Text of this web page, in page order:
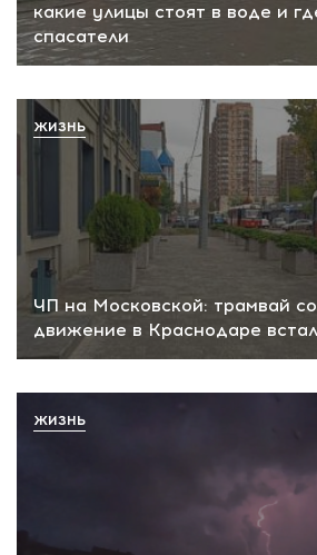
какие улицы стоят в воде и
спасатели
ЧП на Московской: трамвай
движение в Краснодаре
ЖИЗНЬ
ЖИЗНЬ